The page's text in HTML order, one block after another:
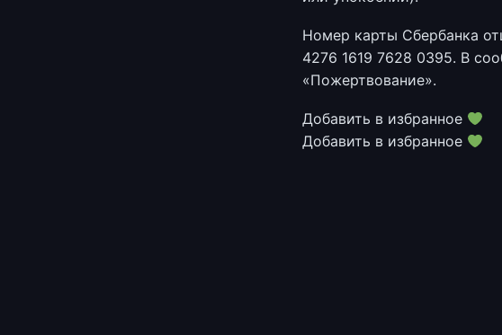
Номер карты Сбербанка
4276 1619 7628 0395. В
«Пожертвование».
Добавить в избранное
Добавить в избранное